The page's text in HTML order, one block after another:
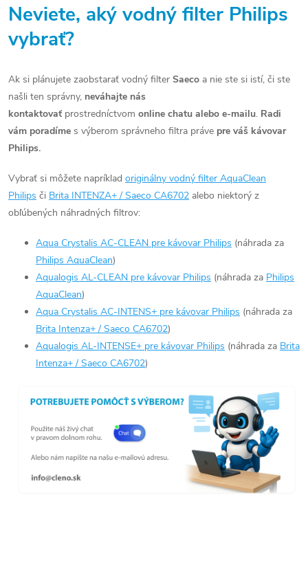
y
v
p
i
s
Neviete, aký vodný filter Philips
vybrať?
Ak si plánujete zaobstarať vodný filter Saeco a nie ste si istí, či ste
našli ten správny, neváhajte nás
kontaktovať prostredníctvom online chatu alebo e-mailu. Radi
vám poradíme s výberom správneho filtra práve pre váš kávovar
Philips.
Vybrať si môžete napríklad originálny vodný filter AquaClean
Philips či Brita INTENZA+ / Saeco CA6702 alebo niektorý z
obľúbených náhradných filtrov:
Aqua Crystalis AC-CLEAN pre kávovar Philips (náhrada za
Philips AquaClean)
Aqualogis AL-CLEAN pre kávovar Philips (náhrada za Philips
AquaClean)
Aqua Crystalis AC-INTENS+ pre kávovar Philips (náhrada za
Brita Intenza+ / Saeco CA6702)
Aqualogis AL-INTENSE+ pre kávovar Philips (náhrada za Brita
Intenza+ / Saeco CA6702)